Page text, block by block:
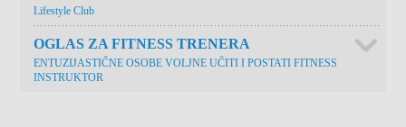
Lifestyle Club
OGLAS ZA FITNESS TRENERA
ENTUZIJASTIČNE OSOBE VOLJNE UČITI I POSTATI FITNESS
INSTRUKTOR